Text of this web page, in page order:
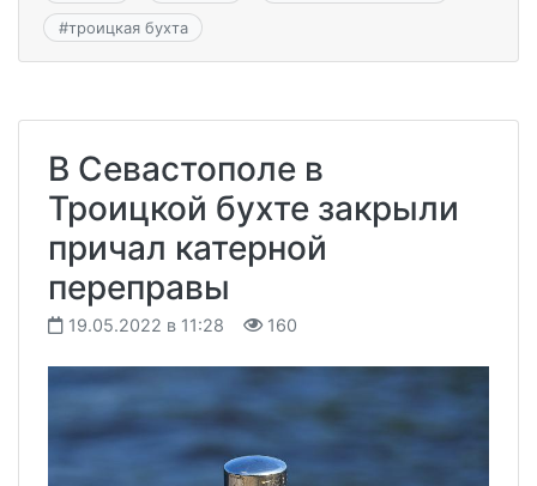
#троицкая бухта
В Севастополе в
Троицкой бухте закрыли
причал катерной
переправы
19.05.2022 в 11:28 160